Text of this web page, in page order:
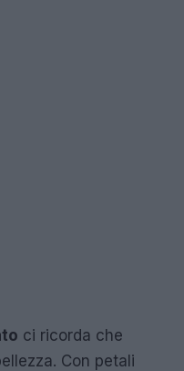
ci ricorda che
Con petali